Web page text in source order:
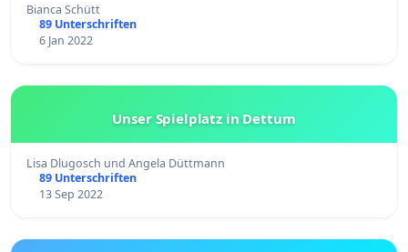
Bianca Schütt
89 Unterschriften
6 Jan 2022
Unser Spielplatz in Dettum
Lisa Dlugosch und Angela Düttmann
89 Unterschriften
13 Sep 2022